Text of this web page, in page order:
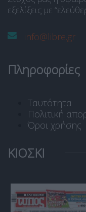
εξελίξεις με
info@libre.gr
Πληροφορίες
Ταυτότητα
Πολιτική
Όροι χρήσης
ΚΙΟΣΚΙ